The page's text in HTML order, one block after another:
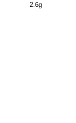
2.6g